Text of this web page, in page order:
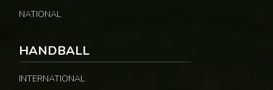
NATIONAL
HANDBALL
INTERNATIONAL